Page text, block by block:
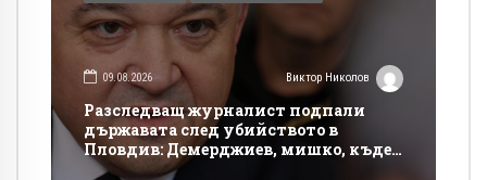
09.08.2026 Виктор Николов
Разследващ журналист подпали
държавата след убийството в
Пловдив: Демерджиев, мишко, къде
си!?